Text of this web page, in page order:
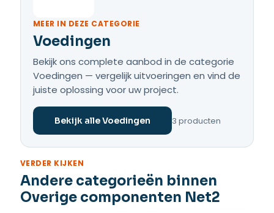
MEER IN DEZE CATEGORIE
Voedingen
Bekijk ons complete aanbod in de categorie
Voedingen — vergelijk uitvoeringen en vind de
juiste oplossing voor uw project.
Bekijk alle Voedingen 3 producten
VERDER KIJKEN
Andere categorieën binnen
Overige componenten Net2